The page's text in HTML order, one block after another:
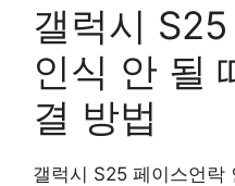
갤럭시
인식 안 될
결 방법
갤럭시 S25 페이스언락